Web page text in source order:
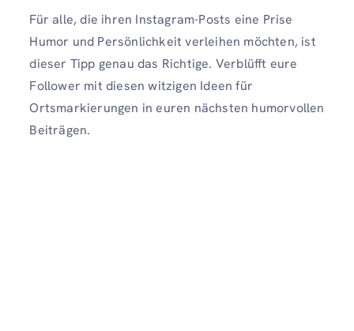
Für alle, die ihren Instagram-Posts eine Prise
Humor und Persönlichkeit verleihen möchten, ist
dieser Tipp genau das Richtige. Verblüfft eure
Follower mit diesen witzigen Ideen für
Ortsmarkierungen in euren nächsten humorvollen
Beiträgen.